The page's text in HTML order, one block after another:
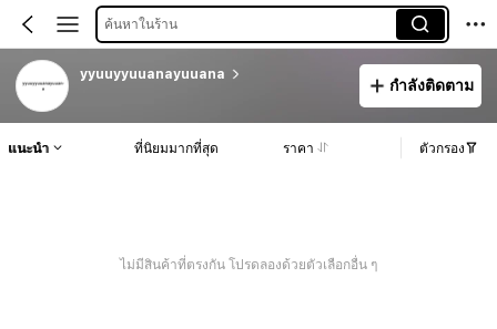
ค้นหาในร้าน
yyuuyyuuanayuuana
กำลังติดตาม
แนะนำ ที่นิยมมากที่สุด ราคา ตัวกรอง
ไม่มีสินค้าที่ตรงกัน โปรดลองด้วยตัวเลือกอื่น ๆ